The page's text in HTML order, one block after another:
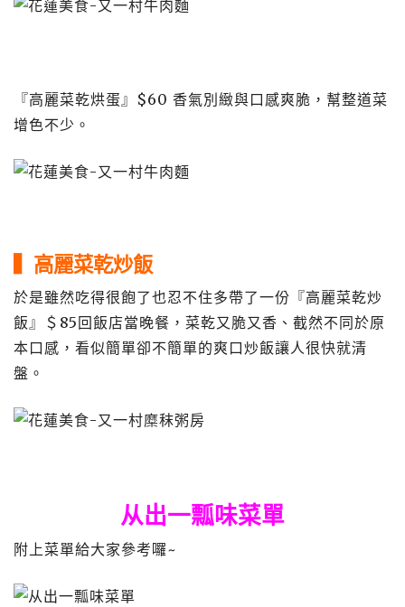
『高麗菜乾烘蛋』$60 香氣別緻與口感爽脆，幫整道菜
增色不少。
▍高麗菜乾炒飯
於是雖然吃得很飽了也忍不住多帶了一份『高麗菜乾炒
飯』＄85回飯店當晚餐，菜乾又脆又香、截然不同於原
本口感，看似簡單卻不簡單的爽口炒飯讓人很快就清
盤。
从出一瓢味菜單
附上菜單給大家參考囉~